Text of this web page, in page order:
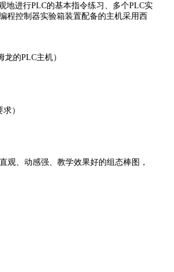
地进行PLC的基本指令练习、多个PLC实
程控制器实验箱装置配备的主机采用西
的PLC主机）
）
、动感强、教学效果好的组态棒图，